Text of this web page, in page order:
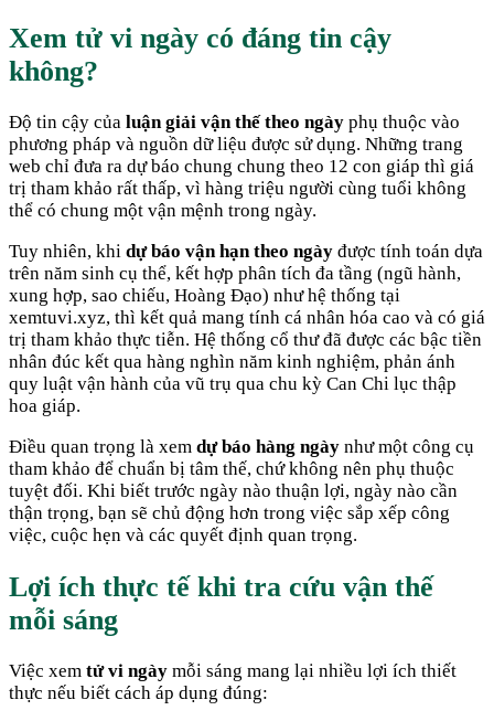
Xem tử vi ngày có đáng tin cậy
không?
Độ tin cậy của luận giải vận thế theo ngày phụ thuộc vào
phương pháp và nguồn dữ liệu được sử dụng. Những trang
web chỉ đưa ra dự báo chung chung theo 12 con giáp thì giá
trị tham khảo rất thấp, vì hàng triệu người cùng tuổi không
thể có chung một vận mệnh trong ngày.
Tuy nhiên, khi dự báo vận hạn theo ngày được tính toán dựa
trên năm sinh cụ thể, kết hợp phân tích đa tầng (ngũ hành,
xung hợp, sao chiếu, Hoàng Đạo) như hệ thống tại
xemtuvi.xyz, thì kết quả mang tính cá nhân hóa cao và có giá
trị tham khảo thực tiễn. Hệ thống cổ thư đã được các bậc tiền
nhân đúc kết qua hàng nghìn năm kinh nghiệm, phản ánh
quy luật vận hành của vũ trụ qua chu kỳ Can Chi lục thập
hoa giáp.
Điều quan trọng là xem dự báo hàng ngày như một công cụ
tham khảo để chuẩn bị tâm thế, chứ không nên phụ thuộc
tuyệt đối. Khi biết trước ngày nào thuận lợi, ngày nào cần
thận trọng, bạn sẽ chủ động hơn trong việc sắp xếp công
việc, cuộc hẹn và các quyết định quan trọng.
Lợi ích thực tế khi tra cứu vận thế
mỗi sáng
Việc xem tử vi ngày mỗi sáng mang lại nhiều lợi ích thiết
thực nếu biết cách áp dụng đúng: